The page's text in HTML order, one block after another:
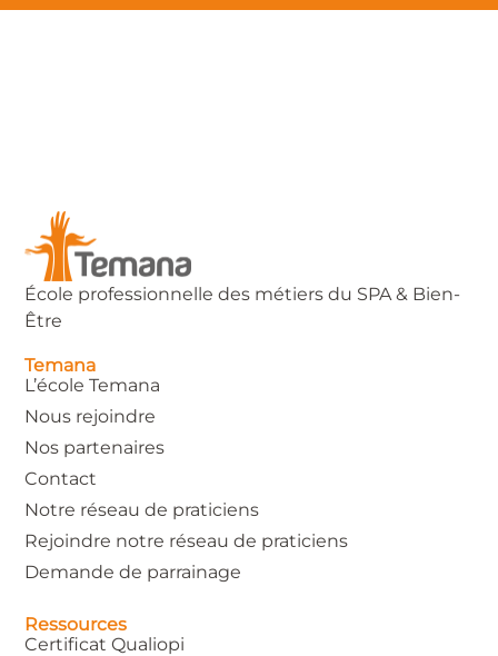
École professionnelle des métiers du SPA & Bien-
Être
Temana
L’école Temana
Nous rejoindre
Nos partenaires
Contact
Notre réseau de praticiens
Rejoindre notre réseau de praticiens
Demande de parrainage
Ressources
Certificat Qualiopi